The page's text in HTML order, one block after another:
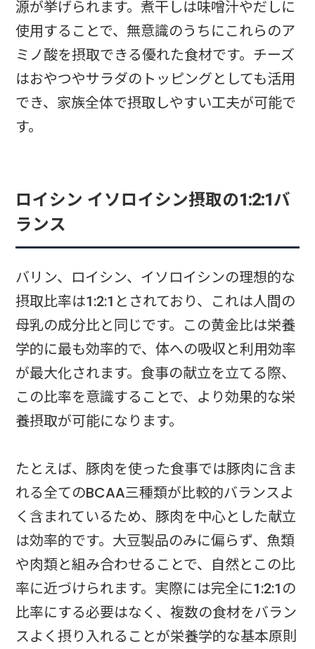
源が挙げられます。煮干しは味噌汁やだしに
使用することで、無意識のうちにこれらのア
ミノ酸を摂取できる優れた食材です。チーズ
はおやつやサラダのトッピングとしても活用
でき、家族全体で摂取しやすい工夫が可能で
す。
ロイシン イソロイシン摂取の1:2:1バ
ランス
バリン、ロイシン、イソロイシンの理想的な
摂取比率は1:2:1とされており、これは人間の
母乳の成分比と同じです。この黄金比は栄養
学的に最も効率的で、体への吸収と利用効率
が最大化されます。食事の献立を立てる際、
この比率を意識することで、より効果的な栄
養摂取が可能になります。
たとえば、豚肉を使った食事では豚肉に含ま
れる全てのBCAA三種類が比較的バランスよ
く含まれているため、豚肉を中心とした献立
は効率的です。大豆製品のみに偏らず、魚類
や肉類と組み合わせることで、自然とこの比
率に近づけられます。実際には完全に1:2:1の
比率にする必要はなく、複数の食材をバラン
スよく摂り入れることが栄養学的な基本原則